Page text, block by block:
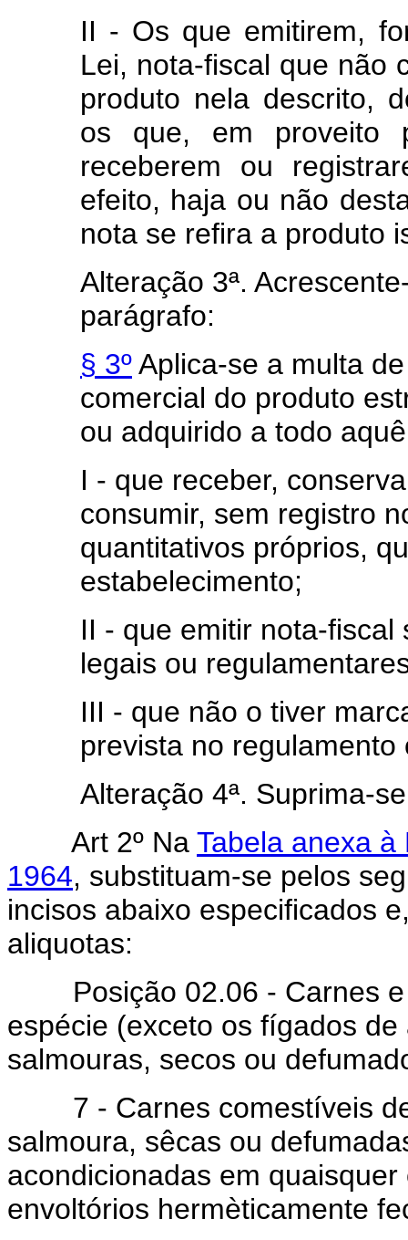
II - Os que emitirem,
Lei, nota-fiscal que não
produto nela descrito,
os que, em proveito
receberem ou
efeito, haja ou não
nota se refira a produto
Alteração 3ª.
parágrafo:
§ 3ºAplica-se a multa
comercial do produto
ou adquirido a todo
I - que receber,
consumir, sem registro
quantitativos próprios,
estabelecimento;
II - que emitir nota-
legais ou
III - que não o tiver
prevista no
Alteração 4ª. Suprima-
Art 2º Na Tabela anexa à
1964, substituam-se pelos
incisos abaixo especificados
aliquotas:
Posição 02.06 - Carnes e
espécie (exceto os fígados
salmouras, secos ou
7 - Carnes comestíveis de
salmoura, sêcas ou
acondicionadas em
envoltórios hermèticamente